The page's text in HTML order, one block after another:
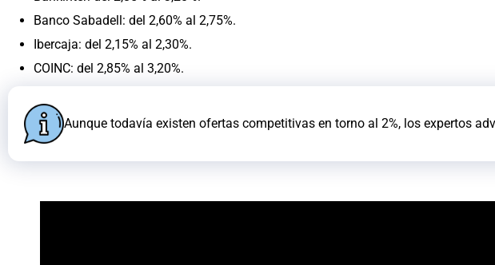
Banco Sabadell: del 2,60% al 2,75%.
Ibercaja: del 2,15% al 2,30%.
COINC: del 2,85% al 3,20%.
Aunque todavía existen ofertas competitivas en torno al 2%, los expertos